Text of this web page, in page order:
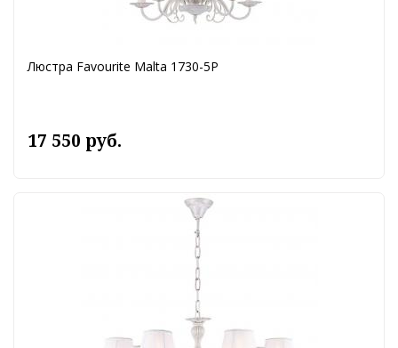
Люстра Favourite Malta 1730-5P
17 550 руб.